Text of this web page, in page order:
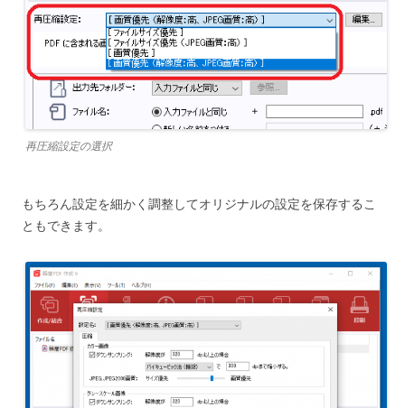
再圧縮設定の選択
もちろん設定を細かく調整してオリジナルの設定を保存するこ
ともできます。